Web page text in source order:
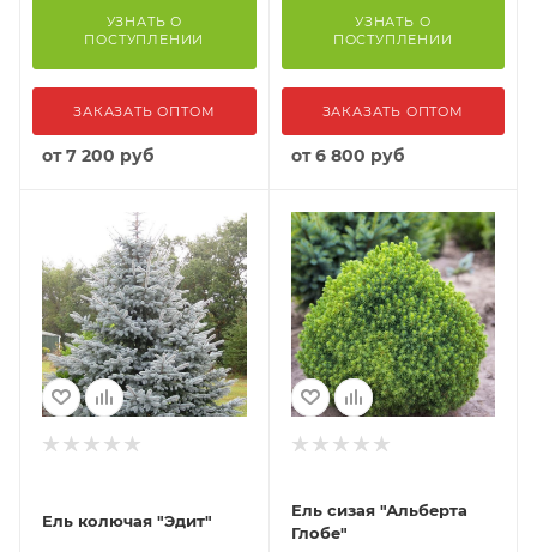
УЗНАТЬ О
ПОСТУПЛЕНИИ
ЗАКАЗАТЬ ОПТОМ
от7 200 руб
УЗНАТЬ О
ПОСТУПЛЕНИИ
ЗАКАЗАТЬ ОПТОМ
от6 800 руб
Ель колючая "Эдит"
Ель сизая "Альберта
Глобе"